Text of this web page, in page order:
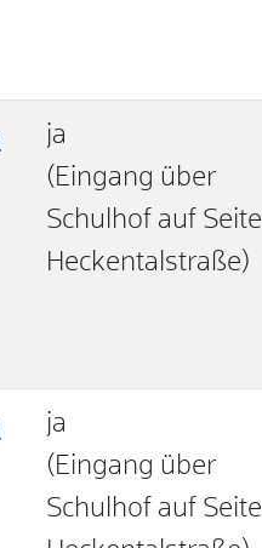
ja
(Eingang über
Schulhof auf Seite
Heckentalstraße)
ja
(Eingang über
Schulhof auf Seite